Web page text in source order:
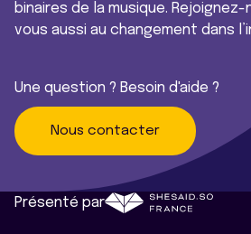
binaires de la musique.
vous aussi au changement dans
Une question ? Besoin d'aide ?
Nous contacter
Présenté par